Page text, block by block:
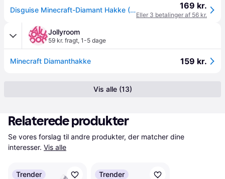
Disguise Minecraft-Diamant Hakke (Kostume Tilbehør) 169 kr.
Eller 3 betalinger af 56 kr.
Jollyroom
59 kr. fragt, 1-5 dage
Minecraft Diamanthakke 159 kr.
Vis alle (13)
Relaterede produkter
Se vores forslag til andre produkter, der matcher dine
interesser. Vis alle
Trender Trender